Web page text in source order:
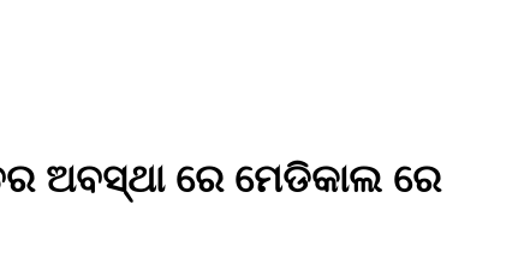
ଅବସ୍ଥା ରେ ମେଡିକାଲ ରେ